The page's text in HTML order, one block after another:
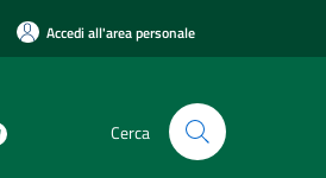
Accedi all'area personale
Cerca